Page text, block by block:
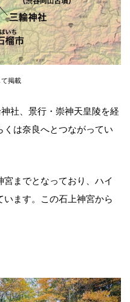
て掲載
社、景行・崇神天皇陵を経
は奈良へとつながってい
までとなっており、ハイ
ます。この石上神宮から